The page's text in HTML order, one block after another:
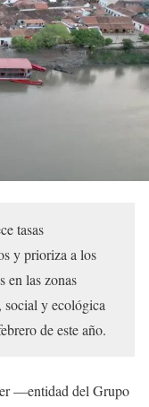
tasas
y prioriza a los
en las zonas
social y ecológica
de este año.
—entidad del Grupo